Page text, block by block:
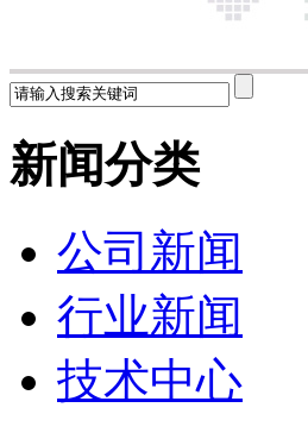
新闻分类
公司新闻
行业新闻
技术中心